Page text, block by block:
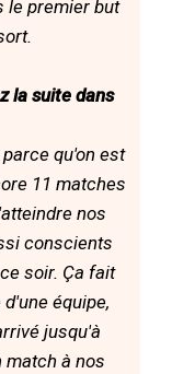
le premier but
la suite dans
qu'on est
11 matches
nos
conscients
soir. Ça fait
équipe,
jusqu'à
match à nos